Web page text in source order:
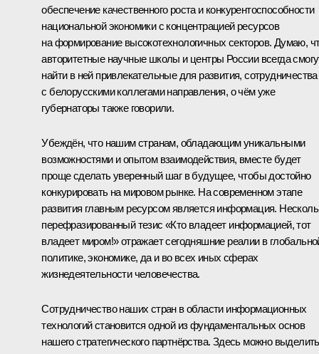
обеспечение качественного роста и конкурентоспособности
национальной экономики с концентрацией ресурсов
на формирование высокотехнологичных секторов. Думаю,
авторитетные научные школы и центры России всегда
найти в ней привлекательные для развития, сотрудничества
с белорусскими коллегами направления, о чём уже
губернаторы также говорили.
Убеждён, что нашим странам, обладающим уникальными
возможностями и опытом взаимодействия, вместе будет
проще сделать уверенный шаг в будущее, чтобы достойно
конкурировать на мировом рынке. На современном этапе
развития главным ресурсом является информация.
перефразированный тезис «Кто владеет информацией, тот
владеет миром!» отражает сегодняшние реалии в
политике, экономике, да и во всех иных сферах
жизнедеятельности человечества.
Сотрудничество наших стран в области информационных
технологий становится одной из фундаментальных основ
нашего стратегического партнёрства. Здесь можно выделить